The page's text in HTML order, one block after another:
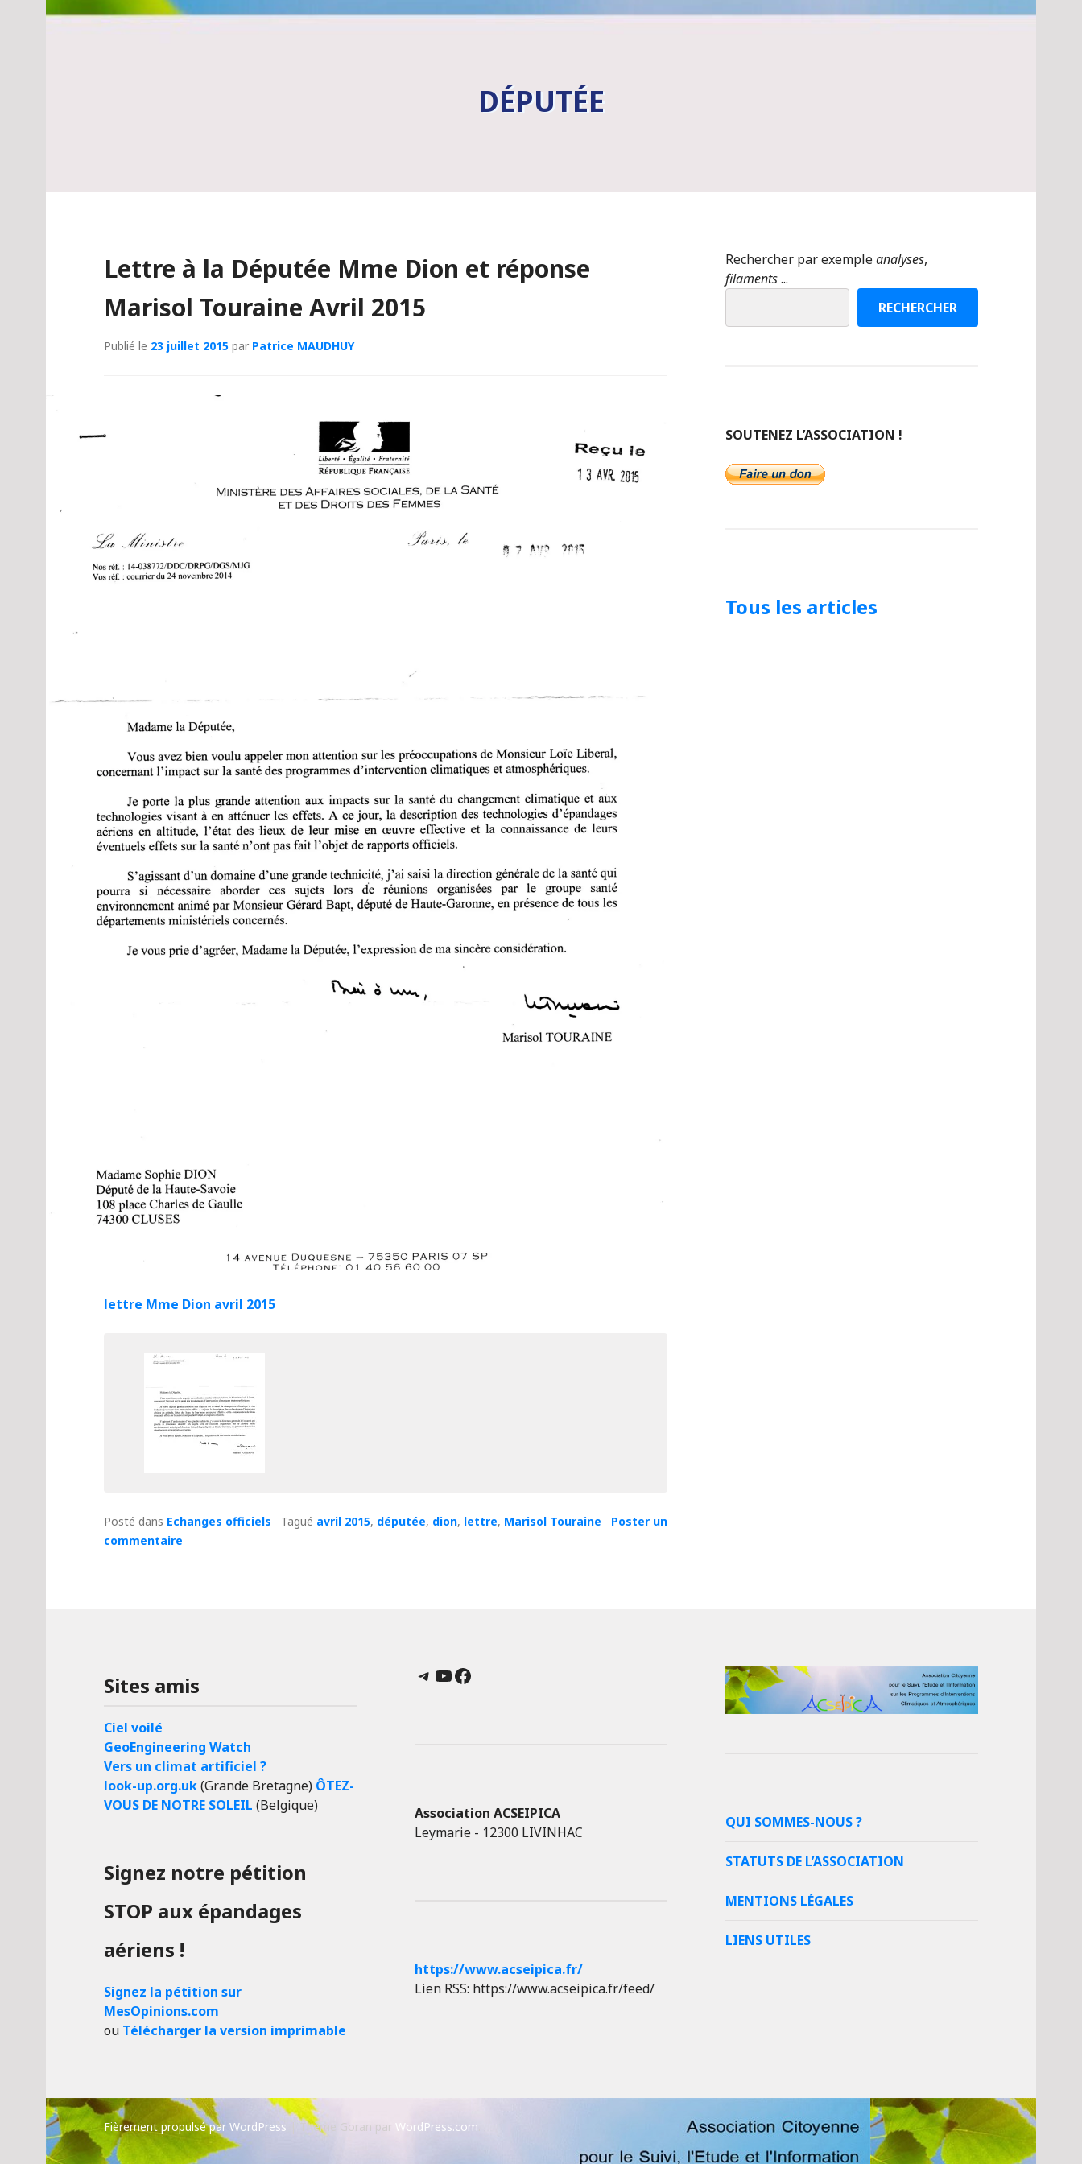
DÉPUTÉE
Lettre à la Députée Mme Dion et réponse
Marisol Touraine Avril 2015
Publié le 23 juillet 2015 par Patrice MAUDHUY
lettre Mme Dion avril 2015
Posté dans Echanges officiels Tagué avril 2015, députée, dion, lettre, Marisol Touraine
Poster un
commentaire
Rechercher par exempleanalyses,
filaments...
RECHERCHER
SOUTENEZ L’ASSOCIATION !
Tous les articles
Sites amis
Ciel voilé
GeoEngineering Watch
Vers un climat artificiel ?
look-up.org.uk(Grande Bretagne) ÔTEZ-
VOUS DE NOTRE SOLEIL (Belgique)
Signez notre pétition
STOP aux épandages
aériens !
Signez la pétition sur
MesOpinions.com
ou Télécharger la version imprimable
Telegram
YouTube
Facebook
Association ACSEIPICA
Leymarie - 12300 LIVINHAC
https://www.acseipica.fr/
Lien RSS: https://www.acseipica.fr/feed/
QUI SOMMES-NOUS ?
STATUTS DE L’ASSOCIATION
MENTIONS LÉGALES
LIENS UTILES
Fièrement propulsé par WordPress Thème Goran par WordPress.com